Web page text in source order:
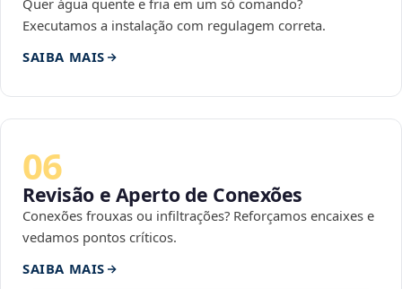
Quer água quente e fria em um só comando?
Executamos a instalação com regulagem correta.
SAIBA MAIS
06
Revisão e Aperto de Conexões
Conexões frouxas ou infiltrações? Reforçamos encaixes e
vedamos pontos críticos.
SAIBA MAIS